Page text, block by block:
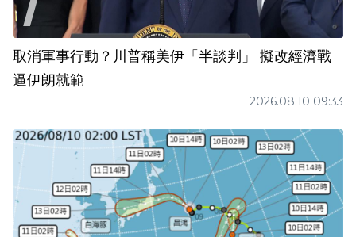
取消軍事行動？川普稱美伊「半談判」 擬改經濟戰
逼伊朗就範
2026.08.10 09:33